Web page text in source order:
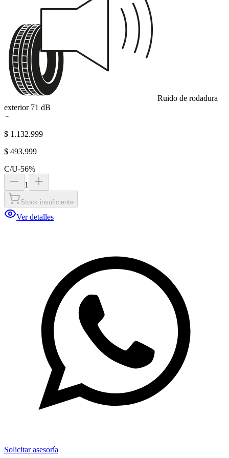
Ruido de rodadura
exterior 71 dB
B
$ 1.132.999
$ 493.999
C/U-56%
1
Stock insuficiente
Ver detalles
Solicitar asesoría